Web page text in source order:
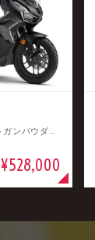
ホンダ / 160cc / マットガンパウダーブラックメタリック
¥528,000